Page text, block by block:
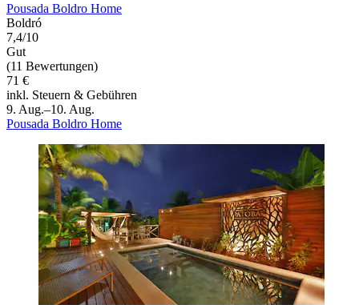
Pousada Boldro Home
Boldró
7,4/10
Gut
(11 Bewertungen)
71 €
inkl. Steuern & Gebühren
9. Aug.–10. Aug.
Pousada Boldro Home